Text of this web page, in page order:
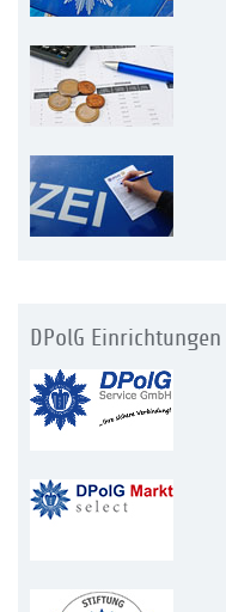
DPolG Einrichtungen